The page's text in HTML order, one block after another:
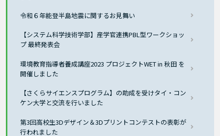
令和６年能登半島地震に関するお見舞い
【システム科学技術学部】産学官連携PBL型ワークショッ
プ 最終発表会
環境教育指導者養成講座2023 プロジェクトWET in 秋田 を
開催しました
【さくらサイエンスプログラム】の助成を受けタイ・コン
ケン大学と交流を行いました
第3回高校生3Dデザイン＆3Dプリントコンテストの表彰が
行われました